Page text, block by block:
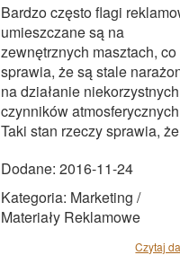
Bardzo często flagi
umieszczane są na
zewnętrznych masztach, co
sprawia, że są stale
na działanie niekorzystnych
czynników
Taki stan rzeczy sprawia,
Dodane: 2016-11-24
Kategoria: Marketing /
Materiały Reklamowe
Czytaj